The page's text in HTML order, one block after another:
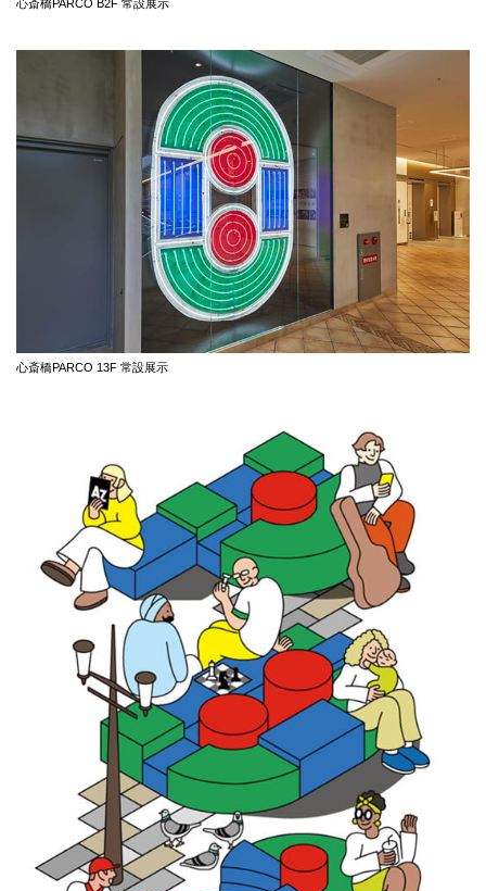
心斎橋PARCO B2F 常設展示
心斎橋PARCO 13F 常設展示